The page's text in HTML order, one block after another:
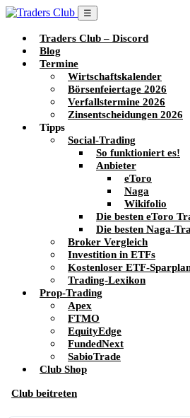
☰
Traders Club – Discord
Blog
Termine
Wirtschaftskalender
Börsenfeiertage 2026
Verfallstermine 2026
Zinsentscheidungen 2026
Tipps
Social-Trading
So funktioniert es!
Anbieter
eToro
Naga
Wikifolio
Die besten eToro
Die besten Naga-
Broker Vergleich
Investition in ETFs
Kostenloser ETF-
Trading-Lexikon
Prop-Trading
Apex
FTMO
EquityEdge
FundedNext
SabioTrade
Club Shop
Club beitreten